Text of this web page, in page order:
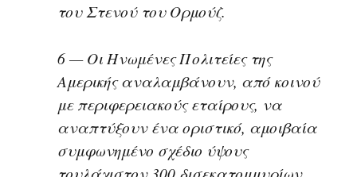
του Στενού του Ορμούζ.
6 — Οι Ηνωμένες Πολιτείες της
Αμερικής αναλαμβάνουν, από κοινού
με περιφερειακούς εταίρους, να
αναπτύξουν ένα οριστικό, αμοιβαία
συμφωνημένο σχέδιο ύψους